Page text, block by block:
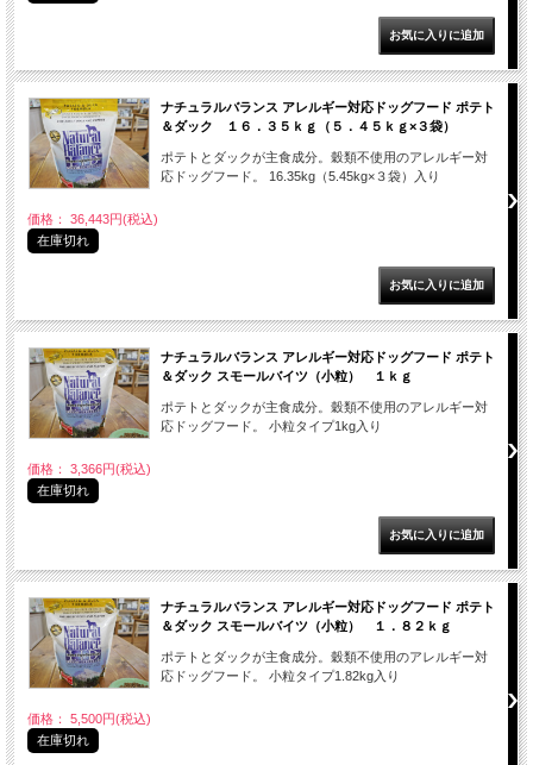
ナチュラルバランス アレルギー対応ドッグフード ポテト
＆ダック １６．３５ｋｇ（５．４５ｋｇ×３袋）
ポテトとダックが主食成分。穀類不使用のアレルギー対
応ドッグフード。 16.35kg（5.45kg×３袋）入り
価格： 36,443円(税込)
在庫切れ
ナチュラルバランス アレルギー対応ドッグフード ポテト
＆ダック スモールバイツ（小粒） １ｋｇ
ポテトとダックが主食成分。穀類不使用のアレルギー対
応ドッグフード。 小粒タイプ1kg入り
価格： 3,366円(税込)
在庫切れ
ナチュラルバランス アレルギー対応ドッグフード ポテト
＆ダック スモールバイツ（小粒） １．８２ｋｇ
ポテトとダックが主食成分。穀類不使用のアレルギー対
応ドッグフード。 小粒タイプ1.82kg入り
価格： 5,500円(税込)
在庫切れ